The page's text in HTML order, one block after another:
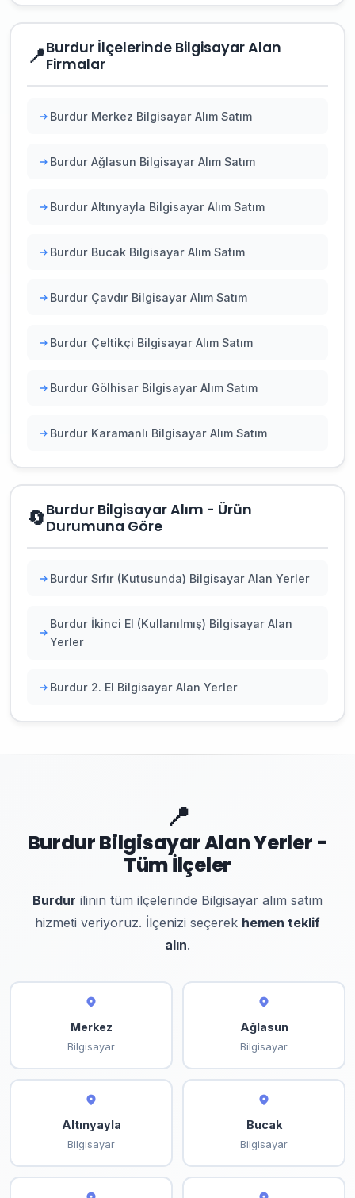
📍Burdur İlçelerinde Bilgisayar Alan
Firmalar
Burdur Merkez Bilgisayar Alım Satım
Burdur Ağlasun Bilgisayar Alım Satım
Burdur Altınyayla Bilgisayar Alım Satım
Burdur Bucak Bilgisayar Alım Satım
Burdur Çavdır Bilgisayar Alım Satım
Burdur Çeltikçi Bilgisayar Alım Satım
Burdur Gölhisar Bilgisayar Alım Satım
Burdur Karamanlı Bilgisayar Alım Satım
🔄Burdur Bilgisayar Alım - Ürün
Durumuna Göre
Burdur Sıfır (Kutusunda) Bilgisayar Alan Yerler
Burdur İkinci El (Kullanılmış) Bilgisayar Alan
Yerler
Burdur 2. El Bilgisayar Alan Yerler
📍
Burdur Bilgisayar Alan Yerler -
Tüm İlçeler
Burdur ilinin tüm ilçelerinde Bilgisayar alım satım
hizmeti veriyoruz. İlçenizi seçerek hemen teklif
alın.
Merkez
Bilgisayar
Ağlasun
Bilgisayar
Altınyayla
Bilgisayar
Bucak
Bilgisayar